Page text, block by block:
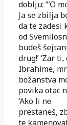
doblju: “‘O
Ja se zbilja
da te zadesi
od
bu­deš
drug!’ ‘Zar ti,
Ibrahime,
božanstva
povika otac
‘Ako li ne
prestaneš,
te